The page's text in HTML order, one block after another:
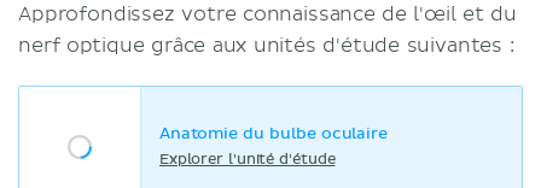
Approfondissez votre connaissance de l'œil et du
nerf optique grâce aux unités d'étude suivantes :
Anatomie du bulbe oculaire
Explorer l'unité d'étude